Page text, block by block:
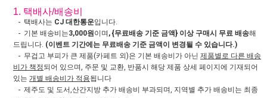
1. 택배사/배송비
- 택배사는 CJ 대한통운입니다.
- 기본 배송비는3,000원이며 , {무료배송 기준 금액} 이상 구매시 무료 배송해
드립니다. (이벤트 기간에는 무료배송 기준 금액이 변경될 수 있습니다.)
- 무겁고 부피가 큰 제품(카페트 외)은 기본 배송비가 아닌 제품별로 다른 배송
비가 책정되어 있으며, 주문 및 교환, 반품시 해당 제품 상세 페이지에 기재되어
있는 개별 배송비가 적용됩니다
- 제주도 및 도서,산간지방 추가 배송비 부과되며, 지역별 추가 배송비는 최종